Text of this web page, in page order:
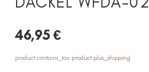
46,95 €
product.contains_tax product.plus_shipping